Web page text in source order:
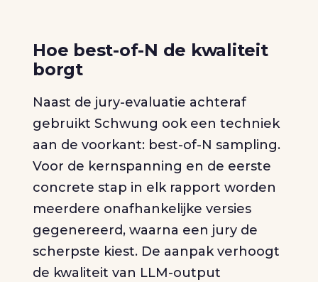
Hoe best-of-N de kwaliteit
borgt
Naast de jury-evaluatie achteraf
gebruikt Schwung ook een techniek
aan de voorkant: best-of-N sampling.
Voor de kernspanning en de eerste
concrete stap in elk rapport worden
meerdere onafhankelijke versies
gegenereerd, waarna een jury de
scherpste kiest. De aanpak verhoogt
de kwaliteit van LLM-output